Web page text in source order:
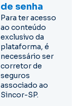
de senha
Para ter acesso
ao conteúdo
exclusivo da
plataforma, é
necessário ser
corretor de
seguros
associado ao
Sincor-SP.